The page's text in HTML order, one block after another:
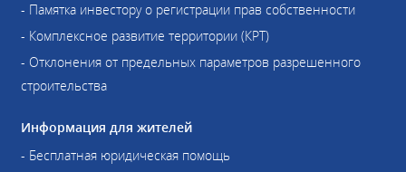
- Памятка инвестору о регистрации прав собственности
- Комплексное развитие территории (КРТ)
- Отклонения от предельных параметров разрешенного
строительства
Информация для жителей
- Бесплатная юридическая помощь